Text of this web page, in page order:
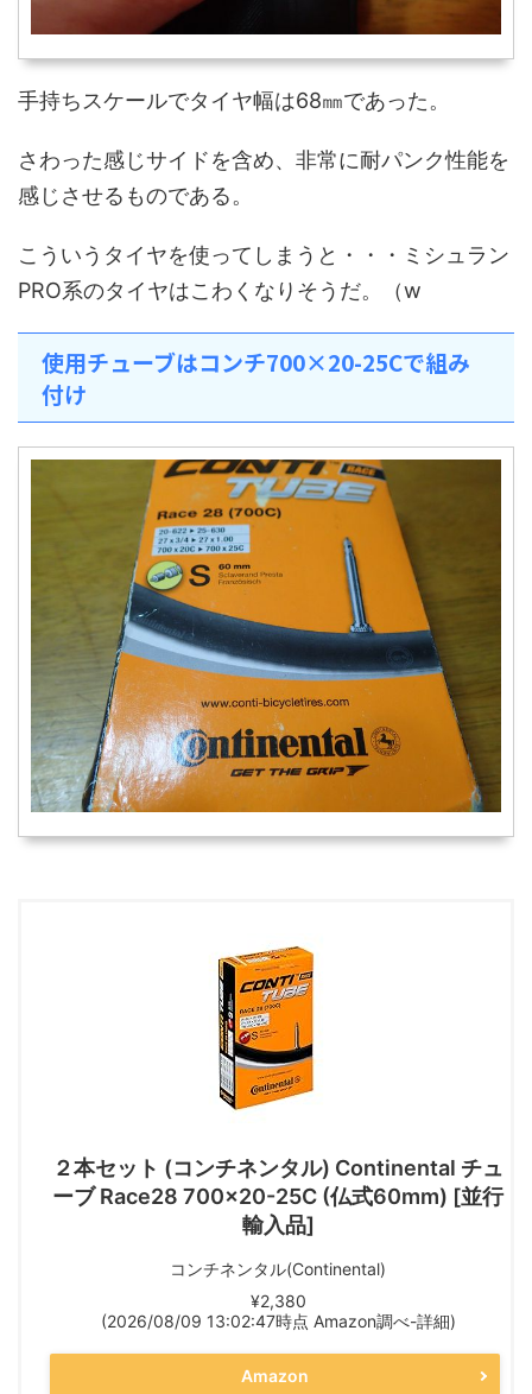
手持ちスケールでタイヤ幅は68㎜であった。
さわった感じサイドを含め、非常に耐パンク性能を
感じさせるものである。
こういうタイヤを使ってしまうと・・・ミシュラン
PRO系のタイヤはこわくなりそうだ。（w
使用チューブはコンチ700×20-25Cで組み
付け
２本セット (コンチネンタル) Continental チュ
ーブ Race28 700×20-25C (仏式60mm) [並行
輸入品]
コンチネンタル(Continental)
¥2,380
(2026/08/09 13:02:47時点 Amazon調べ-詳細)
Amazon